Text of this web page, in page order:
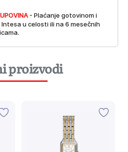
- Plaćanje gotovinom i
u celosti ili na 6 mesečnih
proizvodi